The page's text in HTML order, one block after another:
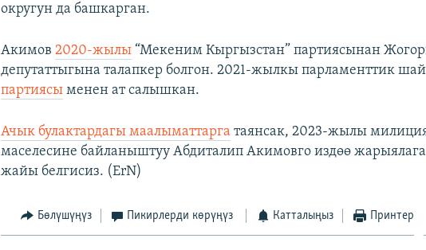
округун да башкарган.
Акимов2020-жылы “Мекеним Кыргызстан” партиясынан
депутаттыгына талапкер болгон. 2021-жылкы парламенттик
партиясы менен ат салышкан.
Ачык булактардагы маалыматтарга таянсак, 2023-жылы
маселесине байланыштуу Абдиталип Акимовго издөө
жайы белгисиз. (ErN)
Бөлүшүңүз Пикирлерди көрүңүз Катталыңыз Принтер